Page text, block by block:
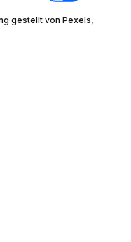
gestellt von Pexels,